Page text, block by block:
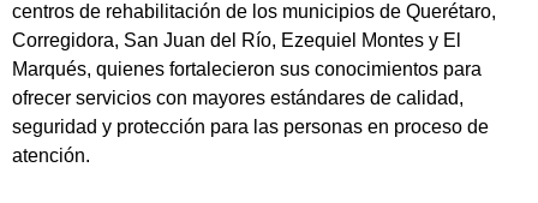
centros de rehabilitación de los municipios de Querétaro,
Corregidora, San Juan del Río, Ezequiel Montes y El
Marqués, quienes fortalecieron sus conocimientos para
ofrecer servicios con mayores estándares de calidad,
seguridad y protección para las personas en proceso de
atención.